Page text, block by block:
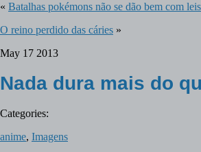
« Batalhas pokémons não se dão bem com
O reino perdido das cáries »
May 17 2013
Nada dura mais do
Categories:
anime, Imagens